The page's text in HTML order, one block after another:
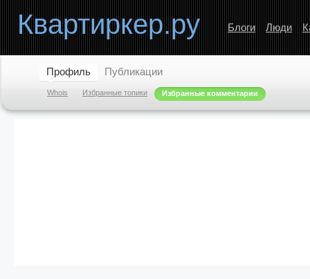
Квартиркер.ру Блоги Люди
Профиль
Whois Избранные топики Избранные комментарии
Публикации